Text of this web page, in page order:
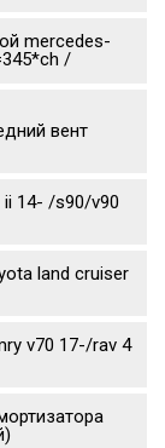
mercedes-
/
вент
ii 14- /s90/v90
land cruiser
v70 17-/rav 4